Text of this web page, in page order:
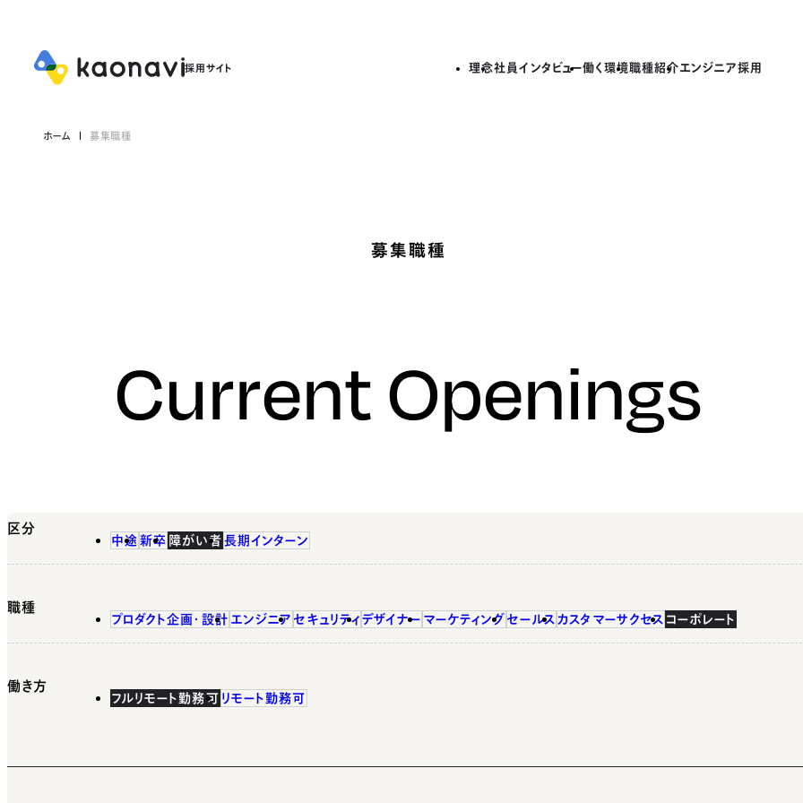
理念社員インタビュー働く環境職種紹介エンジニア採用
ホーム 募集職種
募集職種
Current Openings
区分
中途 新卒 障がい者 長期インターン
職種
プロダクト企画・設計 エンジニア セキュリティ デザイナー マーケティング セールス カスタマーサクセス コーポレート
働き方
フルリモート勤務可 リモート勤務可